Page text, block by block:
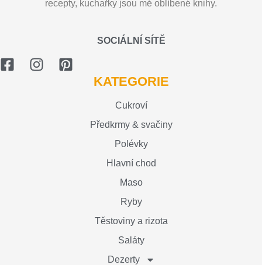
recepty, kuchařky jsou mé oblíbené knihy.
SOCIÁLNÍ SÍTĚ
KATEGORIE
Cukroví
Předkrmy & svačiny
Polévky
Hlavní chod
Maso
Ryby
Těstoviny a rizota
Saláty
Dezerty